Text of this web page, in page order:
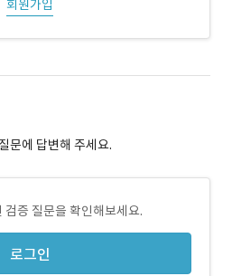
회원가입
문에 답변해 주세요.
검증 질문을 확인해보세요.
로그인